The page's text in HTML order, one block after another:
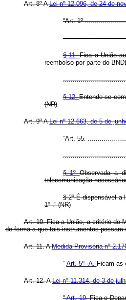
Art. 8º ALei nº 12.096, de 24 de
“Art. 1º
§ 11.Fica a União
reembolso por parte do
§ 12.Entende-se
(NR)
Art. 9ºALei nº 12.663, de 5 de
“Art. 55.
§ 1ºObservada a
telecomunicação
§ 2ºÉ dispensável a
1º.” (NR)
Art. 10. Fica a União, a critério do
de forma a que tais instrumentos
Art. 11. AMedida Provisória nº
“Art. 5º-A.Ficam as
Art. 12. ALei nº 11.314, de 3 de
“Art. 19.Fica o